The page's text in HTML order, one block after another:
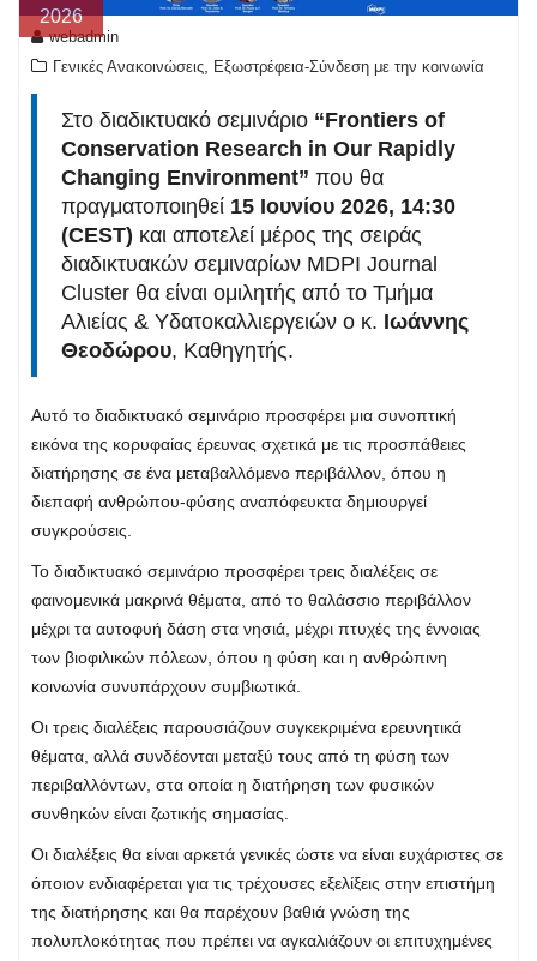
2026
webadmin
Γενικές Ανακοινώσεις Εξωστρέφεια-Σύνδεση με την κοινωνία
Στο διαδικτυακό σεμινάριο “Frontiers of
Conservation Research in Our Rapidly
Changing Environment” που θα
πραγματοποιηθεί 15 Ιουνίου 2026, 14:30
(CEST) και αποτελεί μέρος της σειράς
διαδικτυακών σεμιναρίων MDPI Journal
Cluster θα είναι ομιλητής από το Τμήμα
Αλιείας & Υδατοκαλλιεργειών ο κ. Ιωάννης
Θεοδώρου, Καθηγητής.
Αυτό το διαδικτυακό σεμινάριο προσφέρει μια συνοπτική
εικόνα της κορυφαίας έρευνας σχετικά με τις προσπάθειες
διατήρησης σε ένα μεταβαλλόμενο περιβάλλον, όπου η
διεπαφή ανθρώπου-φύσης αναπόφευκτα δημιουργεί
συγκρούσεις.
Το διαδικτυακό σεμινάριο προσφέρει τρεις διαλέξεις σε
φαινομενικά μακρινά θέματα, από το θαλάσσιο περιβάλλον
μέχρι τα αυτοφυή δάση στα νησιά, μέχρι πτυχές της έννοιας
των βιοφιλικών πόλεων, όπου η φύση και η ανθρώπινη
κοινωνία συνυπάρχουν συμβιωτικά.
Οι τρεις διαλέξεις παρουσιάζουν συγκεκριμένα ερευνητικά
θέματα, αλλά συνδέονται μεταξύ τους από τη φύση των
περιβαλλόντων, στα οποία η διατήρηση των φυσικών
συνθηκών είναι ζωτικής σημασίας.
Οι διαλέξεις θα είναι αρκετά γενικές ώστε να είναι ευχάριστες σε
όποιον ενδιαφέρεται για τις τρέχουσες εξελίξεις στην επιστήμη
της διατήρησης και θα παρέχουν βαθιά γνώση της
πολυπλοκότητας που πρέπει να αγκαλιάζουν οι επιτυχημένες